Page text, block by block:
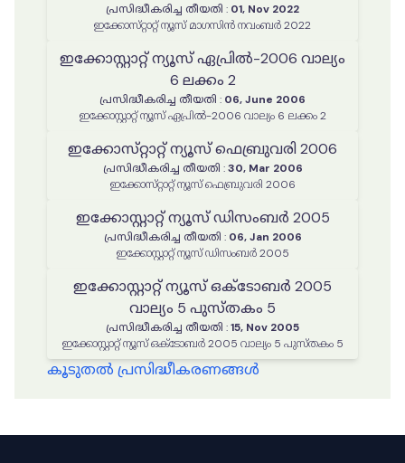
പ്രസിദ്ധീകരിച്ച തീയതി : 01, Nov 2022
ഇക്കോസ്‌റ്റാറ്റ് ന്യൂസ് മാഗസിൻ നവംബർ 2022
ഇക്കോസ്റ്റാറ്റ് ന്യൂസ് ഏപ്രിൽ-2006 വാല്യം
6 ലക്കം 2
പ്രസിദ്ധീകരിച്ച തീയതി : 06, June 2006
ഇക്കോസ്റ്റാറ്റ് ന്യൂസ് ഏപ്രിൽ-2006 വാല്യം 6 ലക്കം 2
ഇക്കോസ്‌റ്റാറ്റ് ന്യൂസ് ഫെബ്രുവരി 2006
പ്രസിദ്ധീകരിച്ച തീയതി : 30, Mar 2006
ഇക്കോസ്‌റ്റാറ്റ് ന്യൂസ് ഫെബ്രുവരി 2006
ഇക്കോസ്റ്റാറ്റ് ന്യൂസ് ഡിസംബർ 2005
പ്രസിദ്ധീകരിച്ച തീയതി : 06, Jan 2006
ഇക്കോസ്റ്റാറ്റ് ന്യൂസ് ഡിസംബർ 2005
ഇക്കോസ്റ്റാറ്റ് ന്യൂസ് ഒക്ടോബർ 2005
വാല്യം 5 പുസ്തകം 5
പ്രസിദ്ധീകരിച്ച തീയതി :15, Nov 2005
ഇക്കോസ്റ്റാറ്റ് ന്യൂസ് ഒക്ടോബർ 2005 വാല്യം 5 പുസ്തകം 5
കൂടുതൽ പ്രസിദ്ധീകരണങ്ങൾ